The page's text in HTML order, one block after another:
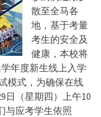
散至全马各
地，基于考量
考生的安全及
健康，本校将
年度新生线上入学
模式，为确保在线
日（星期四）上午10
与应考学生依照